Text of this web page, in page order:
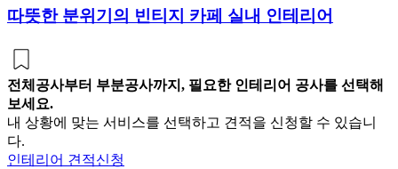
따뜻한 분위기의 빈티지 카페 실내 인테리어
전체공사부터 부분공사까지, 필요한 인테리어 공사를 선택해
보세요.
내 상황에 맞는 서비스를 선택하고 견적을 신청할 수 있습니
다.
인테리어 견적신청